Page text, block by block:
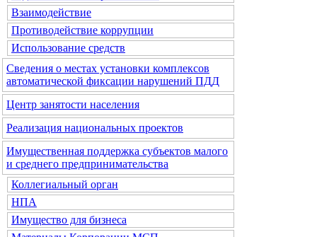
Взаимодействие
Противодействие коррупции
Использование средств
Сведения о местах установки комплексов
автоматической фиксации нарушений ПДД
Центр занятости населения
Реализация национальных проектов
Имущественная поддержка субъектов малого
и среднего предпринимательства
Коллегиальный орган
НПА
Имущество для бизнеса